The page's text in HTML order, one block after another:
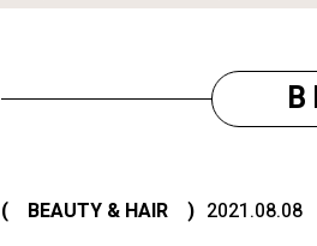
( BEAUTY & HAIR ) 2021.08.08